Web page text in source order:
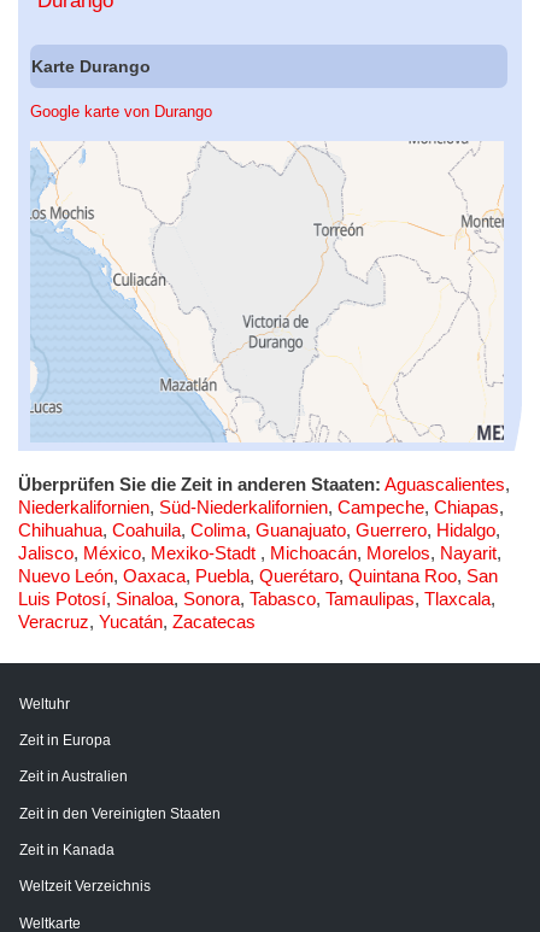
Karte Durango
Google karte von Durango
Überprüfen Sie die Zeit in anderen Staaten: Aguascalientes,
Niederkalifornien, Süd-Niederkalifornien, Campeche, Chiapas,
Chihuahua, Coahuila, Colima, Guanajuato, Guerrero, Hidalgo,
Jalisco, México, Mexiko-Stadt , Michoacán, Morelos, Nayarit,
Nuevo León, Oaxaca, Puebla, Querétaro, Quintana Roo, San
Luis Potosí, Sinaloa, Sonora, Tabasco, Tamaulipas, Tlaxcala,
Veracruz, Yucatán, Zacatecas
Weltuhr
Zeit in Europa
Zeit in Australien
Zeit in den Vereinigten Staaten
Zeit in Kanada
Weltzeit Verzeichnis
Weltkarte